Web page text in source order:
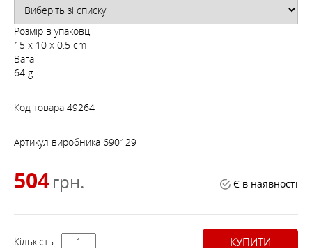
Розмір в упаковці
15 x 10 x 0.5 cm
Вага
64 g
Код товара 49264
Артикул виробника 690129
504грн. Є в наявності
Кількість КУПИТИ